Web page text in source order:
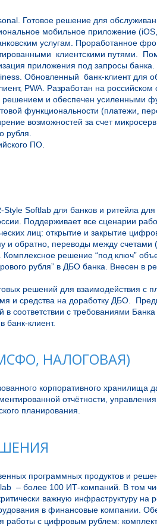
Готовое решение для
мобильное приложение
услугам. Проработанное
клиентскими путями.
приложения под запросы банка.
Обновленный  банк-клиент для
PWA. Разработан на российском
и обеспечен усиленными
функциональности (платежи,
возможностей за счет
рубля.
Softlab для банков и ритейла
Поддерживает все сценарии
лиц: открытие и закрытие
и обратно, переводы между счетами
решение “под ключ”
рубля” в ДБО банка. Внесен в
решений для взаимодействия с
и средства на доработку ДБО.
соответствии с требованиями Банка
банк-клиент.
НАЛОГОВАЯ)
корпоративного хранилища
отчётности,
планирования.
программных продуктов и
– более 100 ИТ-компаний. В том
важную инфраструктуру на
в финансовые компании.
работы с цифровым рублем: